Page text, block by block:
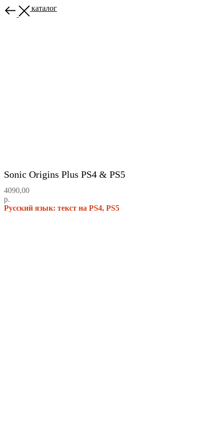
Назад в каталог
Sonic Origins Plus PS4 & PS5
4090,00
р.
Русский язык: текст на PS4, PS5